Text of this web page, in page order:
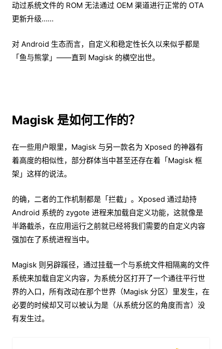
动过系统文件的 ROM 无法通过 OEM 渠道进行正常的 OTA
更新升级……
对 Android 生态而言，自定义和稳定性长久以来似乎都是
「鱼与熊掌」——直到 Magisk 的横空出世。
Magisk 是如何工作的？
在一些用户眼里，Magisk 与另一款名为 Xposed 的神器有
着高度的相似性，部分群体当中甚至还存在着「Magisk 框
架」这样的说法。
的确，二者的工作机制都是「拦截」。Xposed 通过劫持
Android 系统的 zygote 进程来加载自定义功能，这就像是
半路截杀，在应用运行之前就已经将我们需要的自定义内容
强加在了系统进程当中。
Magisk 则另辟蹊径，通过挂载一个与系统文件相隔离的文件
系统来加载自定义内容，为系统分区打开了一个通往平行世
界的入口，所有改动在那个世界（Magisk 分区）里发生，在
必要的时候却又可以被认为是（从系统分区的角度而言）没
有发生过。